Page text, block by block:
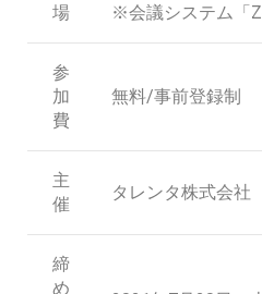
場
※会議システム「
参
加
費
無料/事前登録制
主
催
タレンタ株式会社
締
め